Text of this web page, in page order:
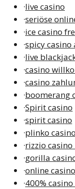
·live casino
·seriöse
·ice casino
·spicy casino
·live
·casino
·casino
·boomerang
·Spirit casino
·spirit casino
·plinko
·rizzio casino
·gorilla
·online
·400%